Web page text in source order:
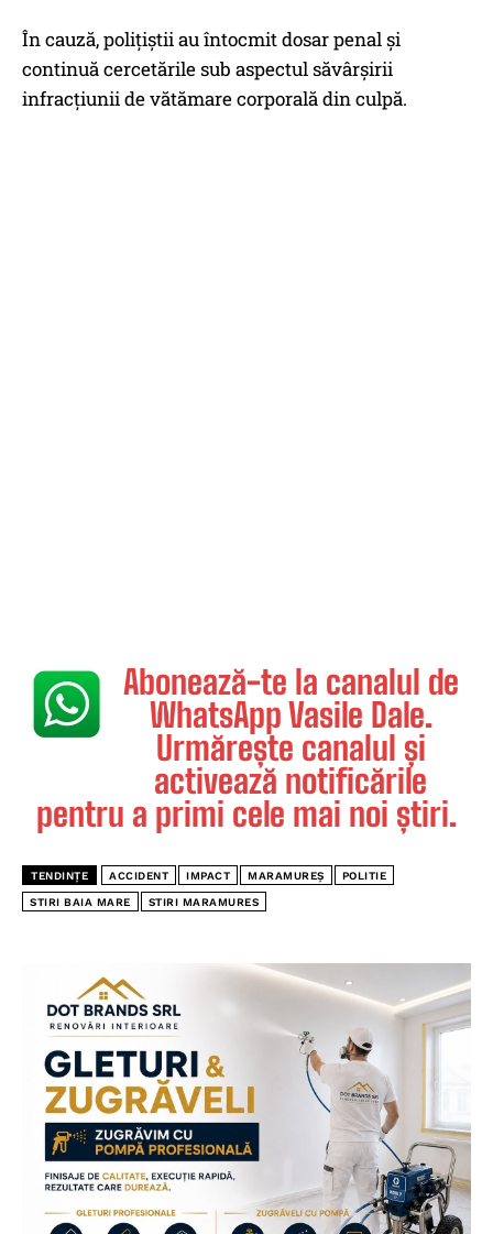
În cauză, polițiștii au întocmit dosar penal și
continuă cercetările sub aspectul săvârşirii
infracţiunii de vătămare corporală din culpă.
Abonează-te la canalul de
WhatsApp Vasile Dale.
Urmărește canalul și
activează notificările
pentru a primi cele mai noi știri.
TENDINȚE ACCIDENT IMPACT MARAMUREȘ POLITIE
STIRI BAIA MARE STIRI MARAMURES